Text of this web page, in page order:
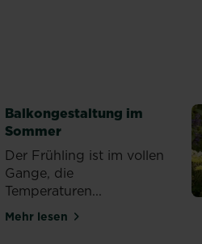
Balkongestaltung im
Sommer
Der Frühling ist im vollen
Gange, die
Temperaturen...
Mehr lesenüber Balkongestaltung im